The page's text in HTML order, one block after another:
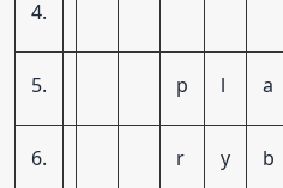
4.
5. p l a
6. r y b